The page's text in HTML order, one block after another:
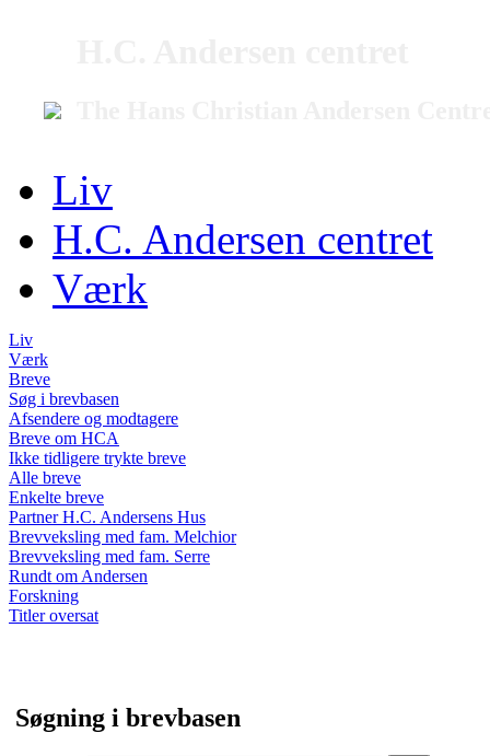
Liv
H.C. Andersen centret
Værk
Liv
Værk
Breve
Søg i brevbasen
Afsendere og modtagere
Breve om HCA
Ikke tidligere trykte breve
Alle breve
Enkelte breve
Partner H.C. Andersens Hus
Brevveksling med fam. Melchior
Brevveksling med fam. Serre
Rundt om Andersen
Forskning
Titler oversat
Søgning i brevbasen